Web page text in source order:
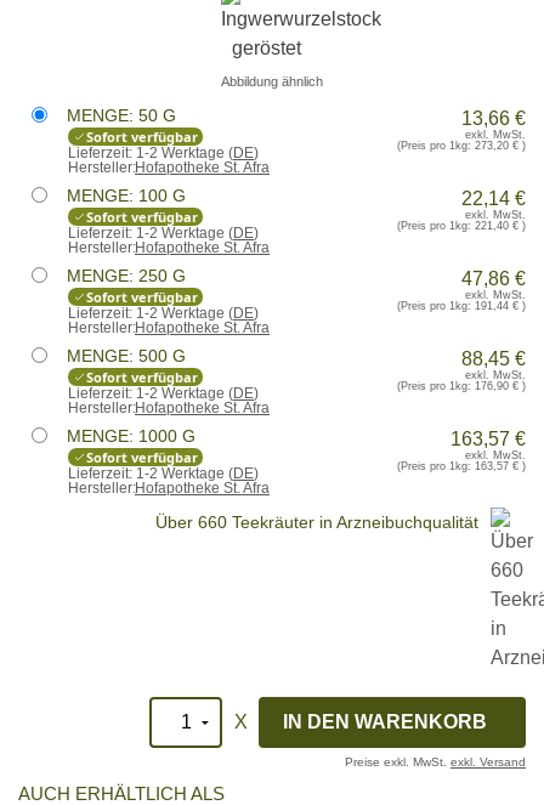
Abbildung ähnlich
MENGE: 50 G
Sofort verfügbar
Lieferzeit: 1-2 Werktage (DE)
Hersteller:Hofapotheke St. Afra
13,66 €
exkl. MwSt.
(Preis pro 1kg: 273,20 €)
MENGE: 100 G
Sofort verfügbar
Lieferzeit: 1-2 Werktage (DE)
Hersteller:Hofapotheke St. Afra
22,14 €
exkl. MwSt.
(Preis pro 1kg: 221,40 €)
MENGE: 250 G
Sofort verfügbar
Lieferzeit: 1-2 Werktage (DE)
Hersteller:Hofapotheke St. Afra
47,86 €
exkl. MwSt.
(Preis pro 1kg: 191,44 €)
MENGE: 500 G
Sofort verfügbar
Lieferzeit: 1-2 Werktage (DE)
Hersteller:Hofapotheke St. Afra
88,45 €
exkl. MwSt.
(Preis pro 1kg: 176,90 €)
MENGE: 1000 G
Sofort verfügbar
Lieferzeit: 1-2 Werktage (DE)
Hersteller:Hofapotheke St. Afra
163,57 €
exkl. MwSt.
(Preis pro 1kg: 163,57 €)
Über 660 Teekräuter in Arzneibuchqualität
X
Preise exkl. MwSt. exkl. Versand
AUCH ERHÄLTLICH ALS